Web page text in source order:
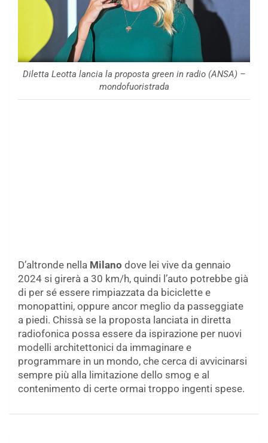
Diletta Leotta lancia la proposta green in radio (ANSA) –
mondofuoristrada
D’altronde nella Milano dove lei vive da gennaio
2024 si girerà a 30 km/h, quindi l’auto potrebbe già
di per sé essere rimpiazzata da biciclette e
monopattini, oppure ancor meglio da passeggiate
a piedi. Chissà se la proposta lanciata in diretta
radiofonica possa essere da ispirazione per nuovi
modelli architettonici da immaginare e
programmare in un mondo, che cerca di avvicinarsi
sempre più alla limitazione dello smog e al
contenimento di certe ormai troppo ingenti spese.